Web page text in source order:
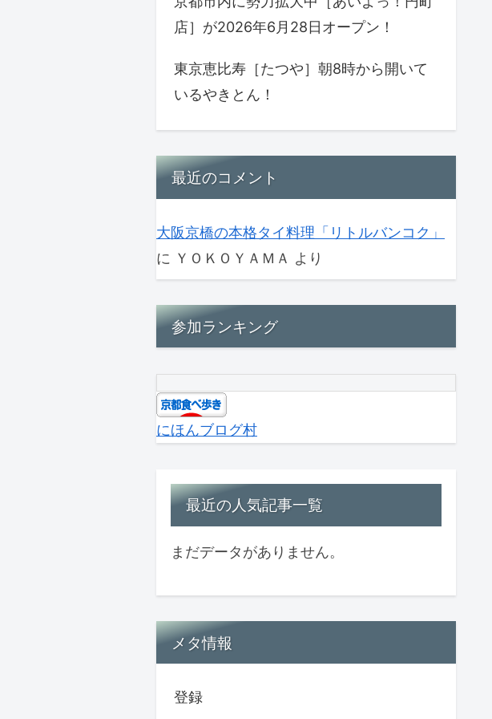
店］が2026年6月28日オープン！
東京恵比寿［たつや］朝8時から開いて
いるやきとん！
最近のコメント
大阪京橋の本格タイ料理「リトルバンコク」
に ＹＯＫＯＹＡＭＡ より
参加ランキング
にほんブログ村
最近の人気記事一覧
まだデータがありません。
メタ情報
登録